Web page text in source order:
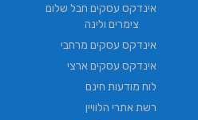
אינדקס עסקים חבל שלום
צימרים ולינה
אינדקס עסקים מרחבי
אינדקס עסקים ארצי
לוח מודעות חינם
רשת אתרי הלוויין